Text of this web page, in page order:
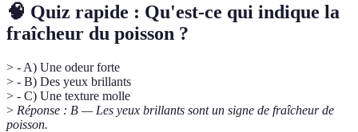
🧠 Quiz rapide : Qu'est-ce qui indique la
fraîcheur du poisson ?
> - A) Une odeur forte
> - B) Des yeux brillants
> - C) Une texture molle
> Réponse : B — Les yeux brillants sont un signe de fraîcheur de
poisson.